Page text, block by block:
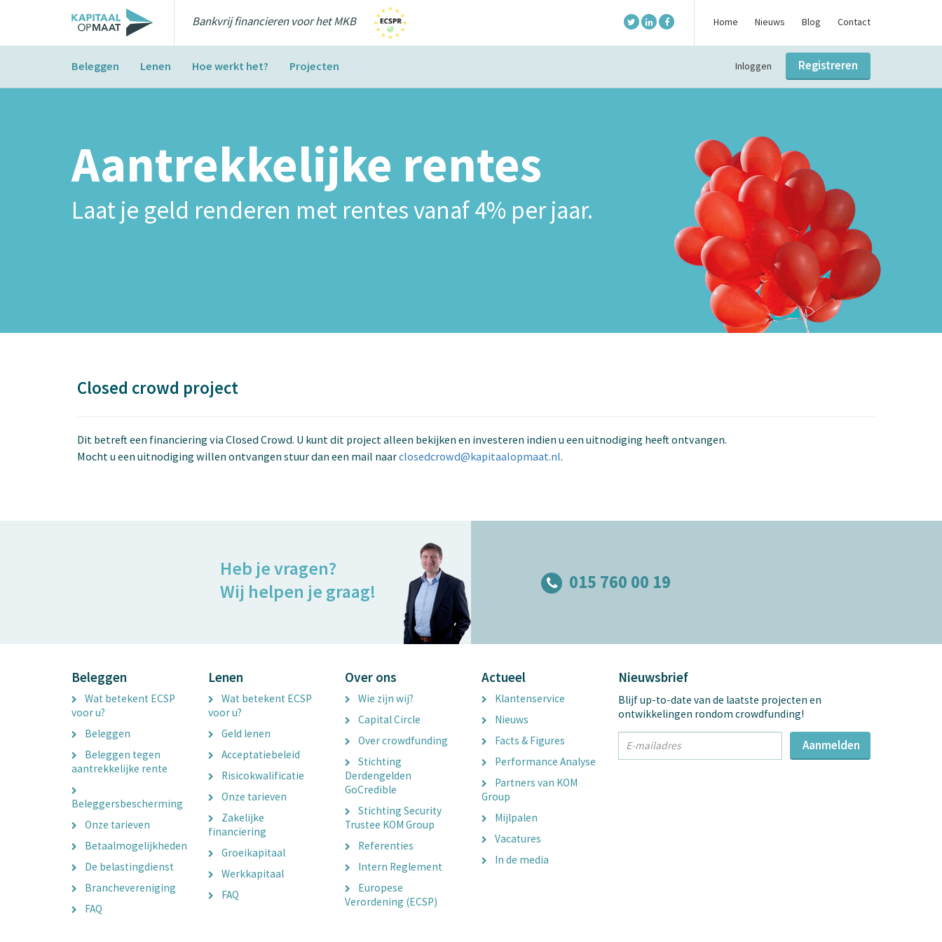
Bankvrij financieren voor het MKB Home Nieuws Blog Contact
Beleggen Lenen Hoe werkt het? Projecten Inloggen Registreren
Aantrekkelijke rentes
Laat je geld renderen met rentes vanaf 4% per jaar.
Closed crowd project
Dit betreft een financiering via Closed Crowd. U kunt dit project alleen bekijken en investeren indien u een uitnodiging heeft ontvangen.
Mocht u een uitnodiging willen ontvangen stuur dan een mail naarclosedcrowd@kapitaalopmaat.nl.
015 760 00 19
Heb je vragen?
Wij helpen je graag!
Beleggen
Wat betekent ECSP
voor u?
Beleggen
Beleggen tegen
aantrekkelijke rente
Beleggersbescherming
Onze tarieven
Betaalmogelijkheden
De belastingdienst
Branchevereniging
FAQ
Lenen
Wat betekent ECSP
voor u?
Geld lenen
Acceptatiebeleid
Risicokwalificatie
Onze tarieven
Zakelijke
financiering
Groeikapitaal
Werkkapitaal
FAQ
Over ons
Wie zijn wij?
Capital Circle
Over crowdfunding
Stichting
Derdengelden
GoCredible
Stichting Security
Trustee KOM Group
Referenties
Intern Reglement
Europese
Verordening (ECSP)
Actueel
Klantenservice
Nieuws
Facts & Figures
Performance Analyse
Partners van KOM
Group
Mijlpalen
Vacatures
In de media
Nieuwsbrief
Blijf up-to-date van de laatste projecten en
ontwikkelingen rondom crowdfunding!
Email
Aanmelden